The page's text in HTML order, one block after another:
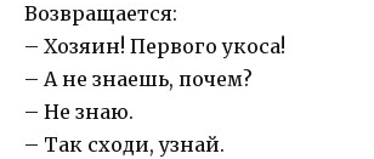
Возвращается:
– Хозяин! Первого укоса!
– А не знаешь, почем?
– Не знаю.
– Так сходи, узнай.